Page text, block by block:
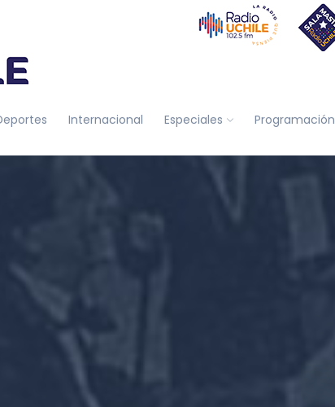
Internacional Especiales Programación